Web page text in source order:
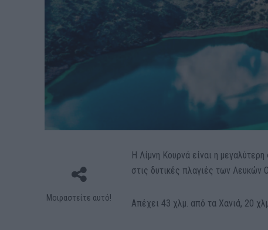
Μοιραστείτε αυτό!
Η Λίμνη Κουρνά είναι η
στις δυτικές πλαγιές των Λευκών
Απέχει 43 χλμ. από τα Χανιά, 20